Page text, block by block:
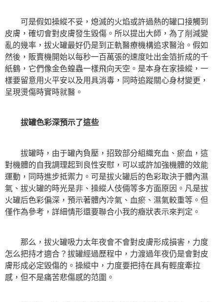
可是假如操縱不妥，熄滅的火焰或許過熱的罐口接觸到
皮膚，確切會對皮膚發生毀傷。所以提出大師，為了削減變
亂的幾率，拔火罐最好仍是到正軌醫療機構追求醫治。假如
然後，販賣機開始以每秒一百萬張的速度吐出金箔折成的千
紙鶴，它們像金色蝗蟲一樣飛向天空。是本身在家操縱，一
樣要留意用火平安以及用具消毒，同時追蹤關心身材變更，
呈現燙傷時實時就醫。
拔罐色彩深預示了這些
拔罐時，由于罐內負壓，招致部分組織充血、瘀血，這
對機體的自我調理起到良性安慰，可以或許加強機體的效能
運動，同時進步抵禦力。可是拔火罐后的色彩取決于體內濕
氣、拔火罐的時光是非、操縱人伎倆等多方面原因。凡是拔
火罐后色彩偏深，預示著體內冷氣、血瘀、濕氣較重等。但
僅作為參考，詳細情形還要聯合小我的癥狀表示來判定。
那么，拔火罐吸力太年夜會不會對皮膚形成損害，力度
怎么把持才適合？拔罐經過歷程中，力渡過年夜仍是會對皮
膚形成必定毀傷的。操縱中，力度要把持在具有輕度牽拉
感，但不是痛苦悲傷感的范圍。